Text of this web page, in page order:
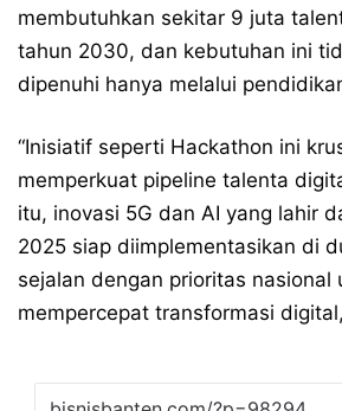
membutuhkan sekitar 9 juta
tahun 2030, dan kebutuhan ini
dipenuhi hanya melalui
“Inisiatif seperti Hackathon ini
memperkuat pipeline talenta
itu, inovasi 5G dan AI yang lahir
2025 siap diimplementasikan di
sejalan dengan prioritas nasional
mempercepat transformasi